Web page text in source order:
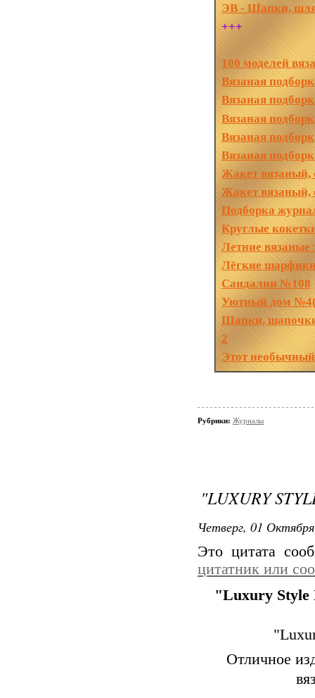
ЭВ - Шапки,
+++
100 моделей
Вязаная
Вязаная
Вязаная
Вязаная
Вязаная
Жакет вязаный,
Жакет вязаный,
Подборка
Круглые
Летние вязаные
Лёгкие
Сандалии №108
Уютный дом
Шапки,
2
Этот
Рубрики: Журналы
"LUXURY
Четверг, 01
Это цитата
цитатник или
"Luxury Style
Отличное